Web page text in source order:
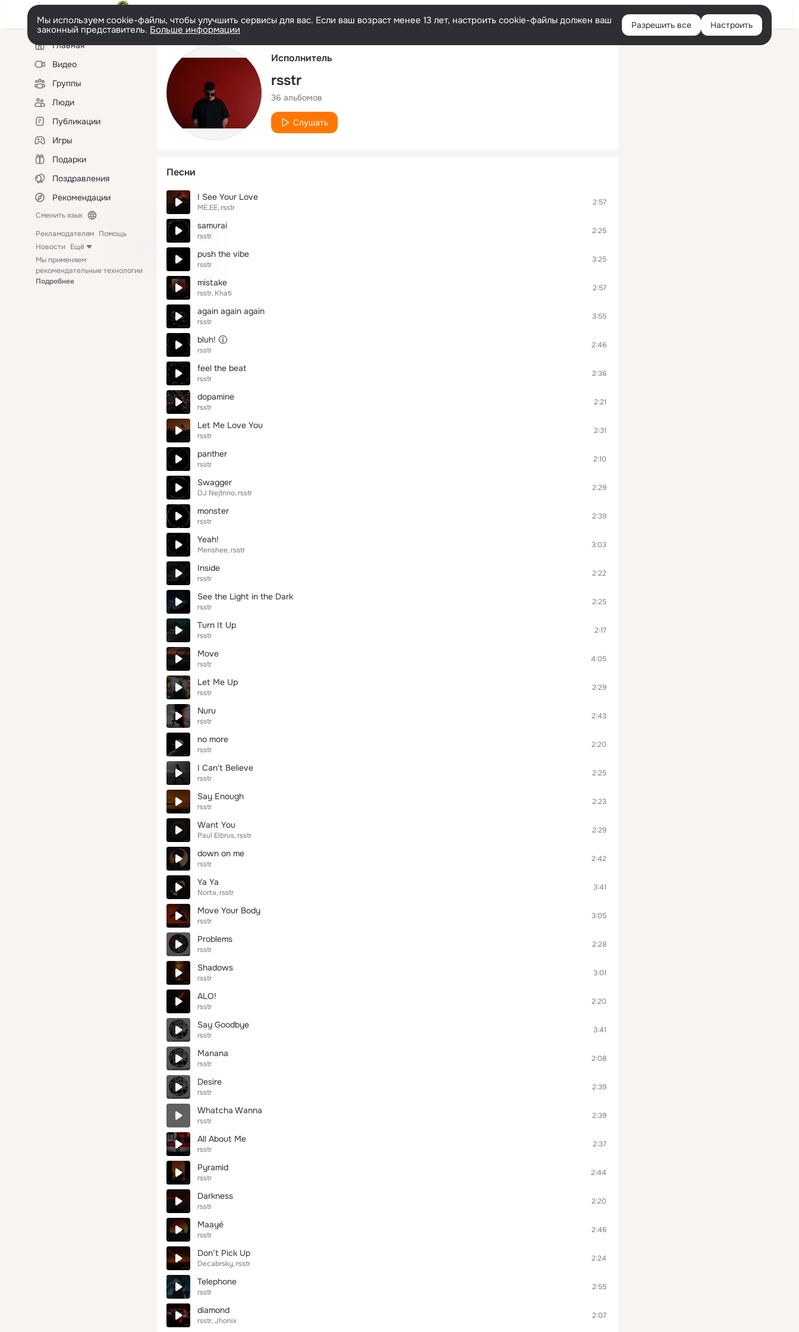
Русский Войти
Мы используем cookie-файлы, чтобы улучшить сервисы для вас. Если ваш возраст менее 13 лет, настроить cookie-файлы должен ваш
законный представитель. Больше информации Разрешить все Настроить
Левая
колонкаГлавная
Видео
Группы
Люди
Публикации
Игры
Подарки
Поздравления
Рекомендации
Сменить язык
Рекламодателям Помощь
Новости Ещё
Мы применяем
рекомендательные технологии
Подробнее
Исполнитель
rsstr
36 альбомов
Слушать
Песни
I See Your Love
ME.EE rsstr
2:57
samurai
rsstr
2:25
push the vibe
rsstr
3:25
mistake
rsstr Khati
2:57
again again again
rsstr
3:55
bluh!
rsstr
2:46
feel the beat
rsstr
2:36
dopamine
rsstr
2:21
Let Me Love You
rsstr
2:31
panther
rsstr
2:10
Swagger
DJ Nejtrino rsstr
2:29
monster
rsstr
2:39
Yeah!
Menshee rsstr
3:03
Inside
rsstr
2:22
See the Light in the Dark
rsstr
2:25
Turn It Up
rsstr
2:17
Move
rsstr
4:05
Let Me Up
rsstr
2:29
Nuru
rsstr
2:43
no more
rsstr
2:20
I Can't Believe
rsstr
2:25
Say Enough
rsstr
2:23
Want You
Paul Elbrus rsstr
2:29
down on me
rsstr
2:42
Ya Ya
Norta rsstr
3:41
Move Your Body
rsstr
3:05
Problems
rsstr
2:28
Shadows
rsstr
3:01
ALO!
rsstr
2:20
Say Goodbye
rsstr
3:41
Manana
rsstr
2:08
Desire
rsstr
2:39
Whatcha Wanna
rsstr
2:39
All About Me
rsstr
2:37
Pyramid
rsstr
2:44
Darkness
rsstr
2:20
Maayé
rsstr
2:46
Don’t Pick Up
Decabrsky rsstr
2:24
Telephone
rsstr
2:55
diamond
rsstr Jhonix
2:07